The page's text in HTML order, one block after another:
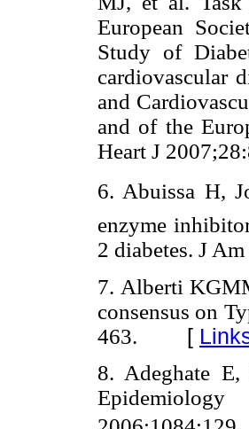
European
Study of
cardiovascular
and
and of the
Heart J
6. Abuissa H,
enzyme
2 diabetes. J
7. Alberti
consensus on
463. [
8. Adeghate